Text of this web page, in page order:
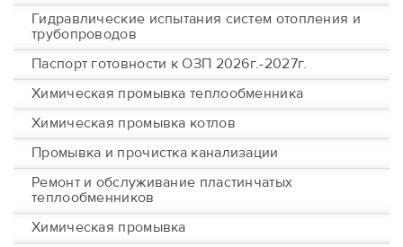
Гидравлические испытания систем отопления и
трубопроводов
Паспорт готовности к ОЗП 2026г.-2027г.
Химическая промывка теплообменника
Химическая промывка котлов
Промывка и прочистка канализации
Ремонт и обслуживание пластинчатых
теплообменников
Химическая промывка